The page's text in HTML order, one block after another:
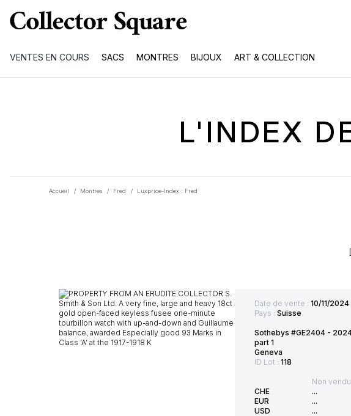
VENTES EN COURS SACS MONTRES BIJOUX ART & COLLECTION
L'INDEX
Accueil / Montres / Fred / Luxprice-Index : Fred
Date de vente : 10/11/2024
Pays : Suisse
Sothebys #GE2404 -
part 1
Geneva
ID Lot : 118
CHE
EUR
USD
Non vendu
...
...
...